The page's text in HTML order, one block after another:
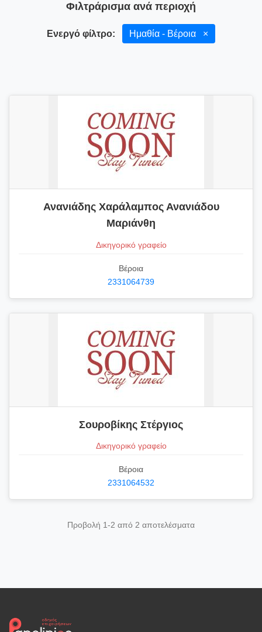
Φιλτράρισμα ανά περιοχή
Ενεργό φίλτρο: Ημαθία - Βέροια ×
Ανανιάδης Χαράλαμπος Ανανιάδου
Μαριάνθη
Δικηγορικό γραφείο
Βέροια
2331064739
Σουροβίκης Στέργιος
Δικηγορικό γραφείο
Βέροια
2331064532
Προβολή 1-2 από 2 αποτελέσματα